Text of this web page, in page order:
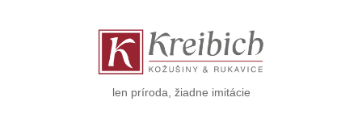
len príroda, žiadne imitácie